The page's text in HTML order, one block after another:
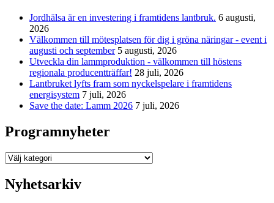
Jordhälsa är en investering i framtidens lantbruk. 6 augusti,
2026
Välkommen till mötesplatsen för dig i gröna näringar - event i
augusti och september 5 augusti, 2026
Utveckla din lammproduktion - välkommen till höstens
regionala producentträffar! 28 juli, 2026
Lantbruket lyfts fram som nyckelspelare i framtidens
energisystem 7 juli, 2026
Save the date: Lamm 2026 7 juli, 2026
Programnyheter
Programnyheter
Nyhetsarkiv